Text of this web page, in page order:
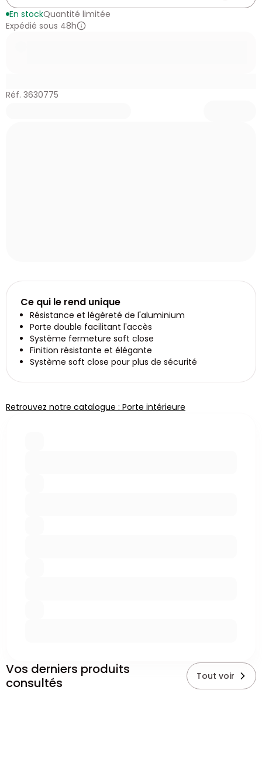
En stockQuantité limitée
Expédié sous 48h
Réf. 3630775
Ce qui le rend unique
Résistance et légèreté de l'aluminium
Porte double facilitant l'accès
Système fermeture soft close
Finition résistante et élégante
Système soft close pour plus de sécurité
Retrouvez notre catalogue : Porte intérieure
Vos derniers produits
consultés
Tout voir